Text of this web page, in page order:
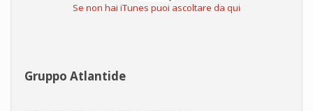
Se non hai iTunes puoi ascoltare da qui
Gruppo Atlantide